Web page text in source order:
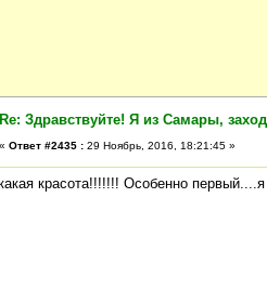
Re: Здравствуйте! Я из Самары,
« Ответ #2435 : 29 Ноябрь, 2016, 18:21:45 »
красота!!!!!!! Особенно